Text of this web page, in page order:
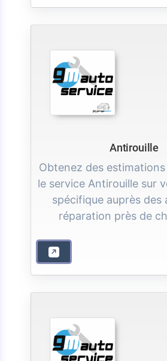
Antirouille
Obtenez des
le service Antirouille sur
spécifique auprès des
réparation près de